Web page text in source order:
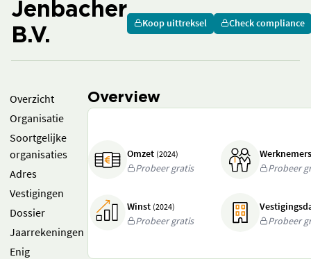
Jenbacher
B.V.
Koop uittreksel Check compliance
Overzicht
Organisatie
Soortgelijke
organisaties
Adres
Vestigingen
Dossier
Jaarrekeningen
Enig
Overview
Omzet (2024)
Probeer gratis
Probeer
Winst (2024)
Probeer gratis
Probeer